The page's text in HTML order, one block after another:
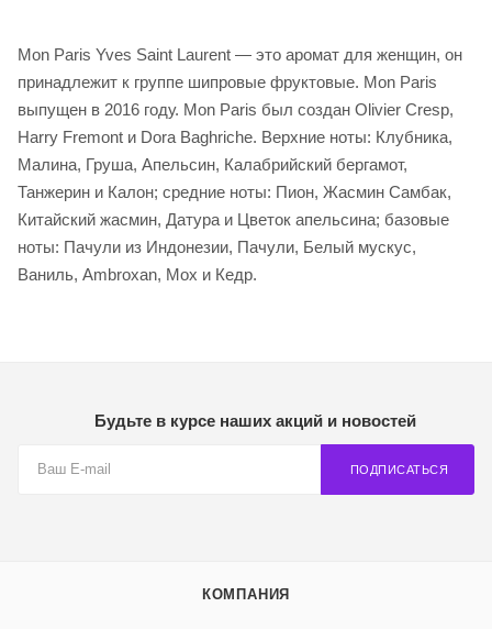
Mon Paris Yves Saint Laurent — это аромат для женщин, он
принадлежит к группе шипровые фруктовые. Mon Paris
выпущен в 2016 году. Mon Paris был создан Olivier Cresp,
Harry Fremont и Dora Baghriche. Верхние ноты: Клубника,
Малина, Груша, Апельсин, Калабрийский бергамот,
Танжерин и Калон; средние ноты: Пион, Жасмин Самбак,
Китайский жасмин, Датура и Цветок апельсина; базовые
ноты: Пачули из Индонезии, Пачули, Белый мускус,
Ваниль, Ambroxan, Мох и Кедр.
Будьте в курсе наших акций и новостей
ПОДПИСАТЬСЯ
КОМПАНИЯ